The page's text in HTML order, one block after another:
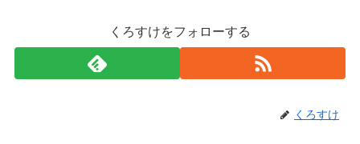
くろすけをフォローする
くろすけ